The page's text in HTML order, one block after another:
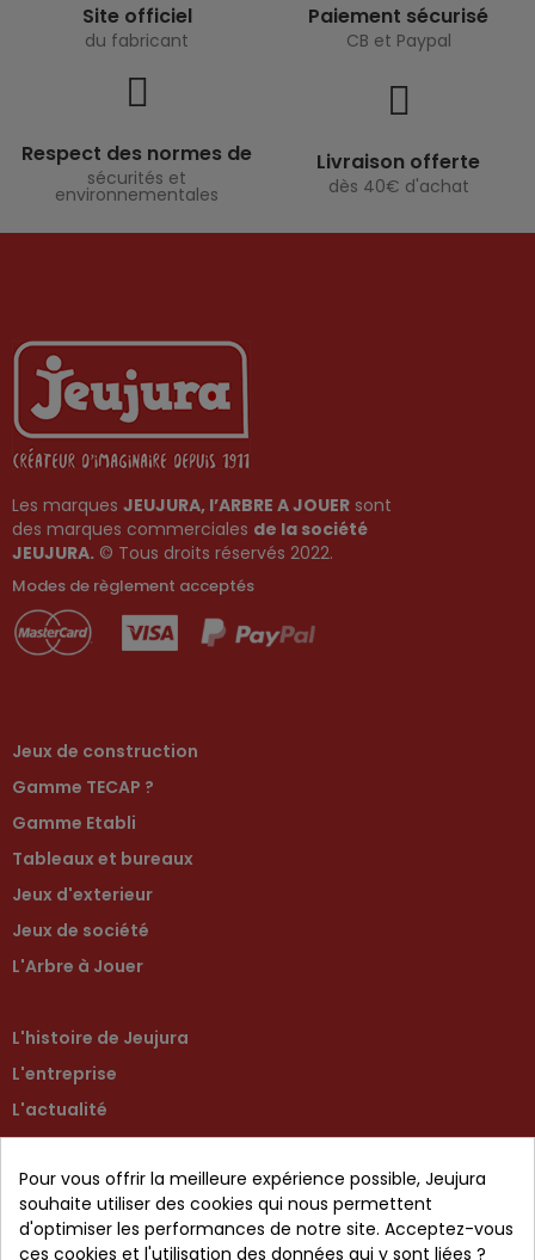
Site officiel
du fabricant
Paiement sécurisé
CB et Paypal
Respect des normes de
sécurités et
environnementales
Livraison offerte
dès 40€ d'achat
Les marques JEUJURA, l’ARBRE A JOUER sont
des marques commerciales de la société
JEUJURA. © Tous droits réservés 2022.
Modes de règlement acceptés
Jeux de construction
Gamme TECAP ?
Gamme Etabli
Tableaux et bureaux
Jeux d'exterieur
Jeux de société
L'Arbre à Jouer
L'histoire de Jeujura
L'entreprise
L'actualité
Contactez-nous
Retour produit
Pour vous offrir la meilleure expérience possible, Jeujura
souhaite utiliser des cookies qui nous permettent
d'optimiser les performances de notre site. Acceptez-vous
ces cookies et l'utilisation des données qui y sont liées ?